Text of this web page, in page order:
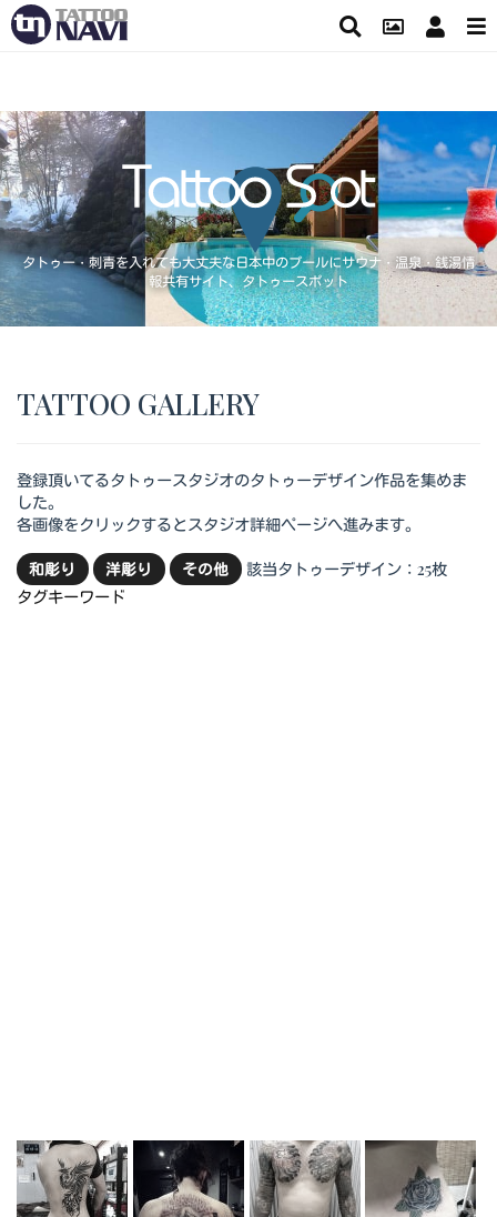
タトゥー・刺青を入れても大丈夫な日本中のプールにサウナ・温泉・銭湯情
報共有サイト、タトゥースポット
TATTOO GALLERY
登録頂いてるタトゥースタジオのタトゥーデザイン作品を集めま
した。
各画像をクリックするとスタジオ詳細ページへ進みます。
和彫り 洋彫り その他
該当タトゥーデザイン：25枚
タグキーワード